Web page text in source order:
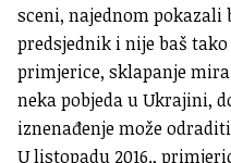
sceni, najednom
predsjednik i nije baš
primjerice, sklapanje
neka pobjeda u Ukrajini,
iznenađenje može
U listopadu 2016.,